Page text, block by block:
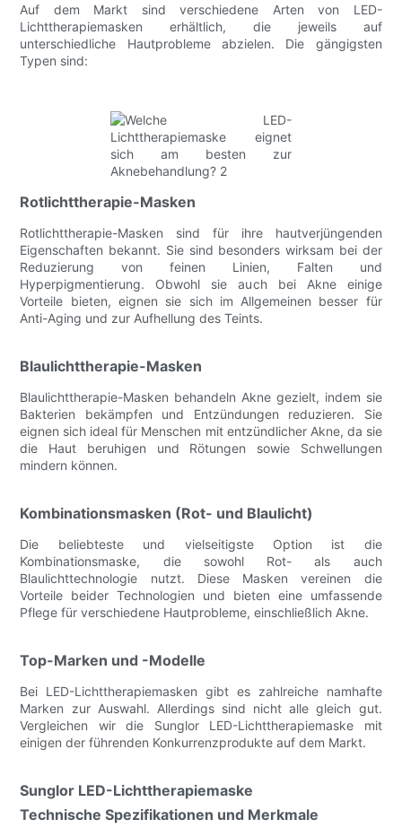
Auf dem Markt sind verschiedene Arten von LED-
Lichttherapiemasken erhältlich, die jeweils auf
unterschiedliche Hautprobleme abzielen. Die gängigsten
Typen sind:
Rotlichttherapie-Masken
Rotlichttherapie-Masken sind für ihre hautverjüngenden
Eigenschaften bekannt. Sie sind besonders wirksam bei der
Reduzierung von feinen Linien, Falten und
Hyperpigmentierung. Obwohl sie auch bei Akne einige
Vorteile bieten, eignen sie sich im Allgemeinen besser für
Anti-Aging und zur Aufhellung des Teints.
Blaulichttherapie-Masken
Blaulichttherapie-Masken behandeln Akne gezielt, indem sie
Bakterien bekämpfen und Entzündungen reduzieren. Sie
eignen sich ideal für Menschen mit entzündlicher Akne, da sie
die Haut beruhigen und Rötungen sowie Schwellungen
mindern können.
Kombinationsmasken (Rot- und Blaulicht)
Die beliebteste und vielseitigste Option ist die
Kombinationsmaske, die sowohl Rot- als auch
Blaulichttechnologie nutzt. Diese Masken vereinen die
Vorteile beider Technologien und bieten eine umfassende
Pflege für verschiedene Hautprobleme, einschließlich Akne.
Top-Marken und -Modelle
Bei LED-Lichttherapiemasken gibt es zahlreiche namhafte
Marken zur Auswahl. Allerdings sind nicht alle gleich gut.
Vergleichen wir die Sunglor LED-Lichttherapiemaske mit
einigen der führenden Konkurrenzprodukte auf dem Markt.
Sunglor LED-Lichttherapiemaske
Technische Spezifikationen und Merkmale